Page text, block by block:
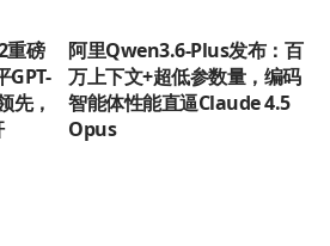
重磅
GPT-
先，
阿里Qwen3.6-Plus发布：百
万上下文+超低参数量，编码
智能体性能直逼Claude 4.5
Opus